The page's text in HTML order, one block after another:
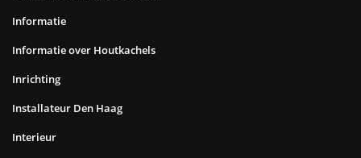
Informatie
Informatie over Houtkachels
Inrichting
Installateur Den Haag
Interieur